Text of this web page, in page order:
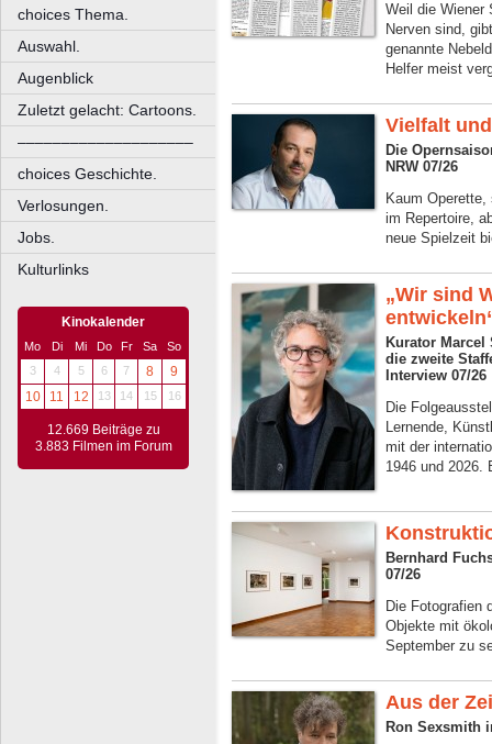
choices Thema.
Auswahl.
Augenblick
Zuletzt gelacht: Cartoons.
––––––––––––––––––––
choices Geschichte.
Verlosungen.
Jobs.
Kulturlinks
Kinokalender
Mo Di Mi Do Fr Sa
So
3
4 5 6 7 8
9
10
11 12 13 14 15 16
12.669 Beiträge zu
3.883 Filmen im Forum
Weil die Wiener
Nerven sind,
genannte
Helfer meist
Vielfalt
Die
NRW 07/26
Kaum
im Repertoire,
neue Spielzeit
„Wir sind
Kurator Marcel
die zweite
Interview 07/26
Die
Lernende,
mit der
1946 und 2026.
Bernhard
07/26
Die Fotografien
Objekte mit
September zu
Aus der
Ron Sexsmith